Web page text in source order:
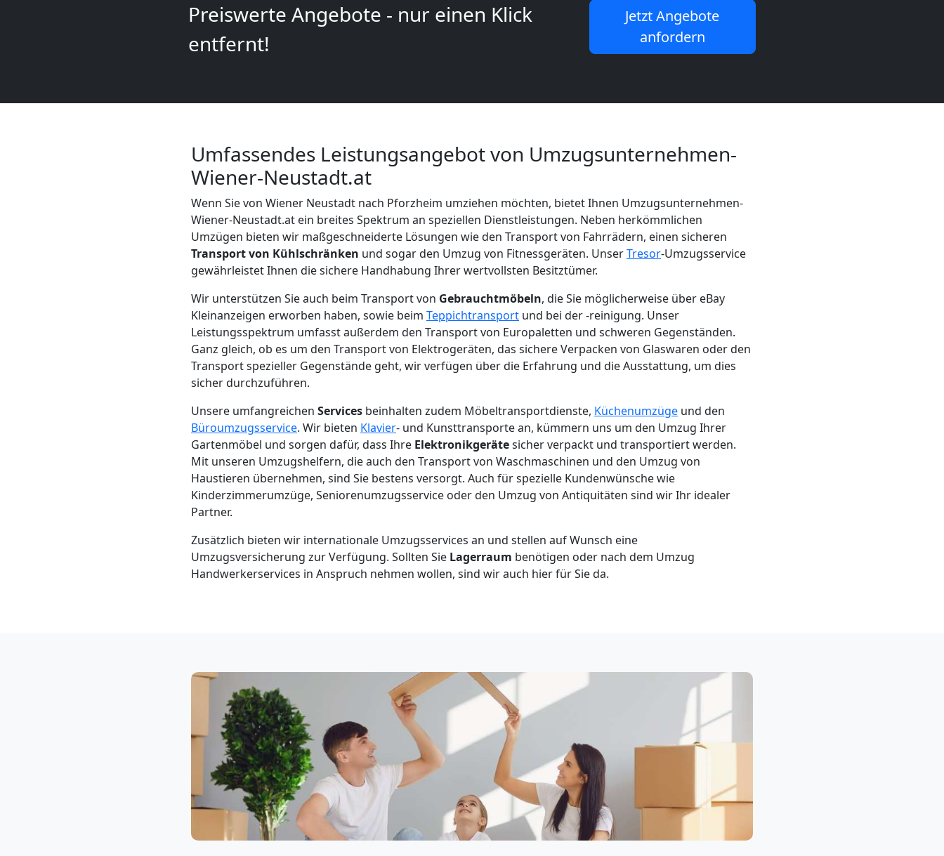
Preiswerte Angebote - nur einen Klick
entfernt!
Jetzt Angebote
anfordern
Umfassendes Leistungsangebot von Umzugsunternehmen-
Wiener-Neustadt.at
Wenn Sie von Wiener Neustadt nach Pforzheim umziehen möchten, bietet Ihnen Umzugsunternehmen-
Wiener-Neustadt.at ein breites Spektrum an speziellen Dienstleistungen. Neben herkömmlichen
Umzügen bieten wir maßgeschneiderte Lösungen wie den Transport von Fahrrädern, einen sicheren
Transport von Kühlschränken und sogar den Umzug von Fitnessgeräten. UnserTresor-Umzugsservice
gewährleistet Ihnen die sichere Handhabung Ihrer wertvollsten Besitztümer.
Wir unterstützen Sie auch beim Transport von Gebrauchtmöbeln, die Sie möglicherweise über eBay
Kleinanzeigen erworben haben, sowie beim Teppichtransport und bei der -reinigung. Unser
Leistungsspektrum umfasst außerdem den Transport von Europaletten und schweren Gegenständen.
Ganz gleich, ob es um den Transport von Elektrogeräten, das sichere Verpacken von Glaswaren oder den
Transport spezieller Gegenstände geht, wir verfügen über die Erfahrung und die Ausstattung, um dies
sicher durchzuführen.
Unsere umfangreichen Services beinhalten zudem Möbeltransportdienste, Küchenumzüge und den
Büroumzugsservice. Wir bieten Klavier- und Kunsttransporte an, kümmern uns um den Umzug Ihrer
Gartenmöbel und sorgen dafür, dass Ihre Elektronikgerätesicher verpackt und transportiert werden.
Mit unseren Umzugshelfern, die auch den Transport von Waschmaschinen und den Umzug von
Haustieren übernehmen, sind Sie bestens versorgt. Auch für spezielle Kundenwünsche wie
Kinderzimmerumzüge, Seniorenumzugsservice oder den Umzug von Antiquitäten sind wir Ihr idealer
Partner.
Zusätzlich bieten wir internationale Umzugsservices an und stellen auf Wunsch eine
Umzugsversicherung zur Verfügung. Sollten Sie Lagerraum benötigen oder nach dem Umzug
Handwerkerservices in Anspruch nehmen wollen, sind wir auch hier für Sie da.